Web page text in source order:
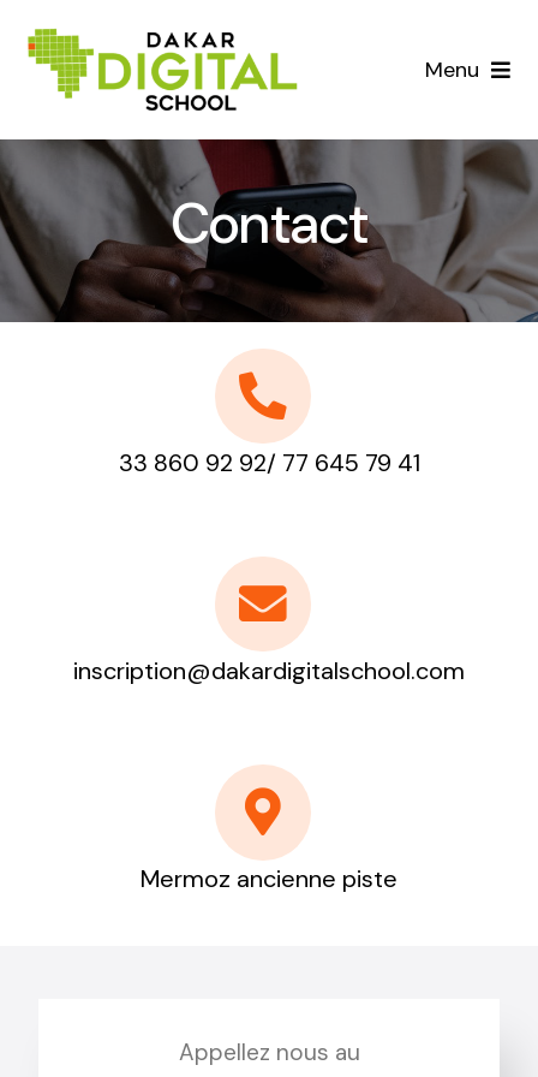
content
Menu
ACCUEIL
L’ECOLE
FORMATION
Développent Web
Infographie/3D
ENTREPRISE
CONTACT
Contact
33 860 92 92/ 77 645 79 41
inscription@dakardigitalschool.com
Mermoz ancienne piste
Appellez nous au